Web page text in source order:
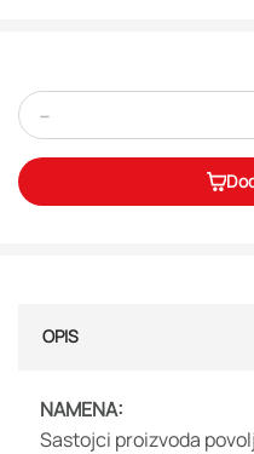
-
OPIS
NAMENA:
Sastojci proizvoda